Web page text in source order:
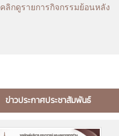
คลิกดูรายการกิจกรรมย้อนหลัง
ข่าวประกาศประชาสัมพันธ์